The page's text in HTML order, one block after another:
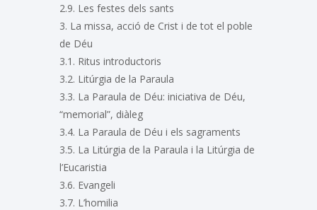
2.9. Les festes dels sants
3. La missa, acció de Crist i de tot el poble
de Déu
3.1. Ritus introductoris
3.2. Litúrgia de la Paraula
3.3. La Paraula de Déu: iniciativa de Déu,
“memorial”, diàleg
3.4. La Paraula de Déu i els sagraments
3.5. La Litúrgia de la Paraula i la Litúrgia de
l’Eucaristia
3.6. Evangeli
3.7. L’homilia